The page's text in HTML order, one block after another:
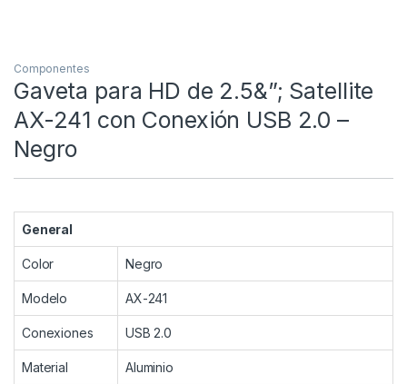
Componentes
Gaveta para HD de 2.5&”; Satellite
AX-241 con Conexión USB 2.0 –
Negro
General
Color Negro
Modelo AX-241
Conexiones USB 2.0
Material Aluminio